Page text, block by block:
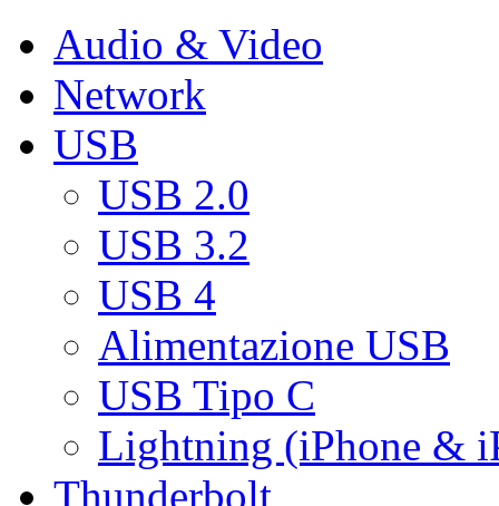
Audio & Video
Network
USB
USB 2.0
USB 3.2
USB 4
Alimentazione USB
USB Tipo C
Lightning (iPhone &
Thunderbolt